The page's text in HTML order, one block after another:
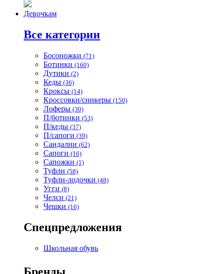
Девочкам
Все категории
Босоножки (71)
Ботинки (160)
Дутики (2)
Кеды (36)
Кроксы (14)
Кроссовки/сникеры (150)
Лоферы (30)
П/ботинки (53)
П/кеды (37)
П/сапоги (39)
Сандалии (62)
Сапоги (16)
Сапожки (1)
Туфли (58)
Туфли-лодочки (48)
Угги (8)
Челси (21)
Чешки (16)
Спецпредложения
Школьная обувь
Бренды